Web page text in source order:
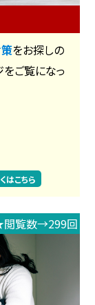
をお探しの
をご覧になっ
はこちら
覧数→299回